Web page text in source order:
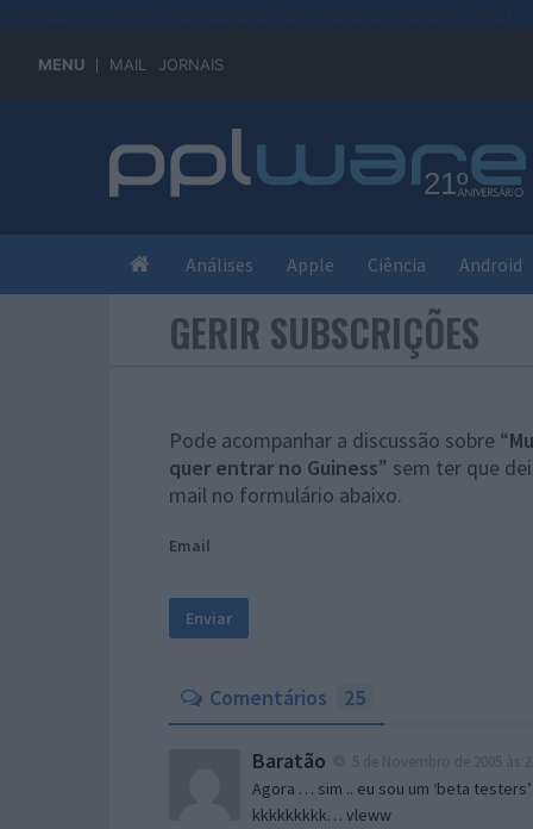
MENU MAIL JORNAIS
Análises Apple Ciência Android
GERIR SUBSCRIÇÕES
Pode acompanhar a discussão sobre “
quer entrar no Guiness” sem ter que
mail no formulário abaixo.
Email
Comentários 25
Baratão
Agora … sim .. eu sou um ‘beta testers’
kkkkkkkkk… vleww